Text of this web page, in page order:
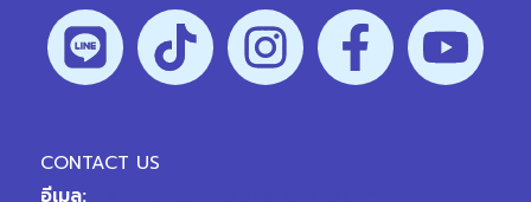
CONTACT US